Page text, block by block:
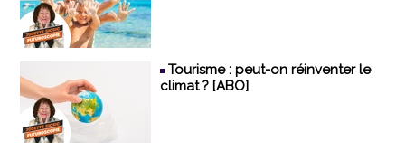
Tourisme : peut-on réinventer le
climat ? [ABO]